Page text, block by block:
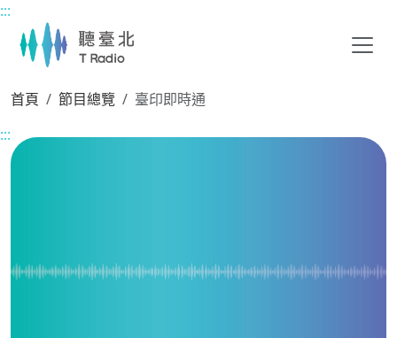
主要內容區塊
:::
首頁 節目總覽
臺印即時通
:::